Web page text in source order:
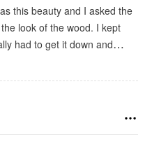
look of the wood. I kept
had to get it down and…